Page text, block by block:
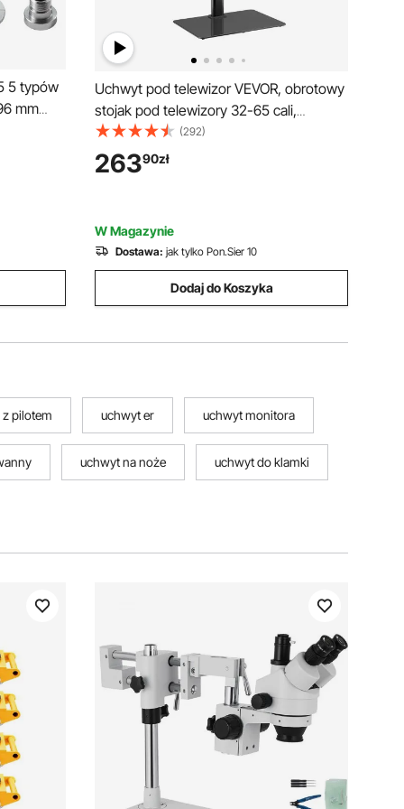
5 typów
mm
32-
M33
Uchwyt pod telewizor VEVOR, obrotowy
stojak pod telewizory 32-65 cali,
regulowany na wysokość, przenośny
stojak podłogowy z podstawą ze szkła
hartowanego do sypialni i salonu, czarny
(292)
26390zł
W Magazynie
Dostawa: jak tylko Pon.Sier 10
Dodaj do Koszyka
pilotem uchwyt er uchwyt monitora
uchwyt na noże uchwyt do klamki